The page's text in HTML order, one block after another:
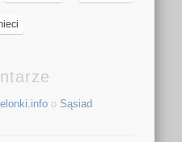
o Sąsiad